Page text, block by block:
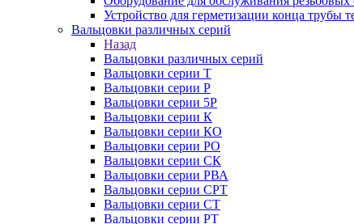
Устройство для герметизации конца трубы
Вальцовки различных серий
Назад
Вальцовки различных серий
Вальцовки серии Т
Вальцовки серии Р
Вальцовки серии 5Р
Вальцовки серии К
Вальцовки серии КО
Вальцовки серии РО
Вальцовки серии СК
Вальцовки серии РВА
Вальцовки серии СРТ
Вальцовки серии СТ
Вальцовки серии РТ